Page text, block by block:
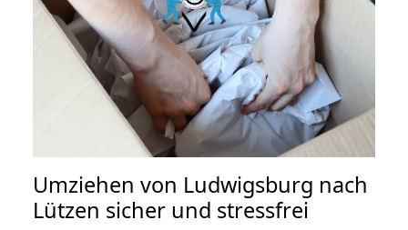
Umziehen von Ludwigsburg nach
Lützen sicher und stressfrei